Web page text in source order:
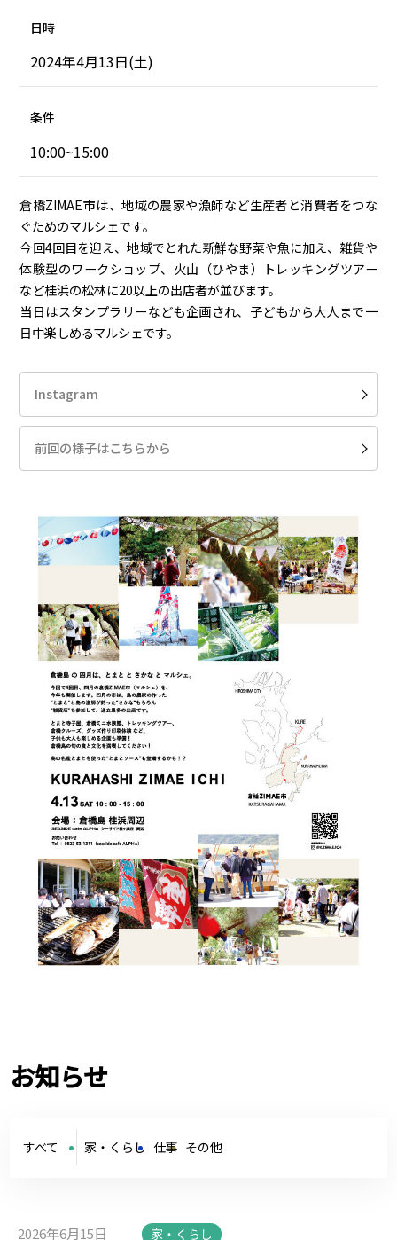
日時
2024年4月13日(土)
条件
10:00~15:00
倉橋ZIMAE市は、地域の農家や漁師など生産者と消費者をつな
ぐためのマルシェです。
今回4回目を迎え、地域でとれた新鮮な野菜や魚に加え、雑貨や
体験型のワークショップ、火山（ひやま）トレッキングツアー
など桂浜の松林に20以上の出店者が並びます。
当日はスタンプラリーなども企画され、子どもから大人まで一
日中楽しめるマルシェです。
Instagram
前回の様子はこちらから
お知らせ
すべて 家・くらし 仕事 その他
2026年6月15日 家・くらし